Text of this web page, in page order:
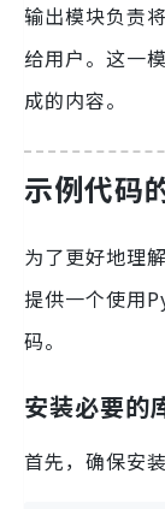
输出模块负责
给用户。这一
成的内容。
示例代码
为了更好地理
提供一个使用
码。
安装必要的
首先，确保安